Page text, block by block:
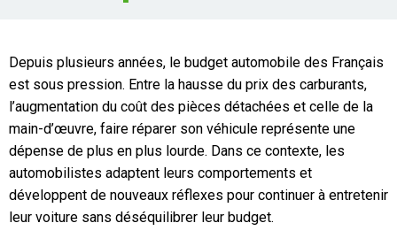
CONTACT
Aide
Depuis plusieurs années, le budget automobile des Français
est sous pression. Entre la hausse du prix des carburants,
l’augmentation du coût des pièces détachées et celle de la
main-d’œuvre, faire réparer son véhicule représente une
dépense de plus en plus lourde. Dans ce contexte, les
automobilistes adaptent leurs comportements et
développent de nouveaux réflexes pour continuer à entretenir
leur voiture sans déséquilibrer leur budget.